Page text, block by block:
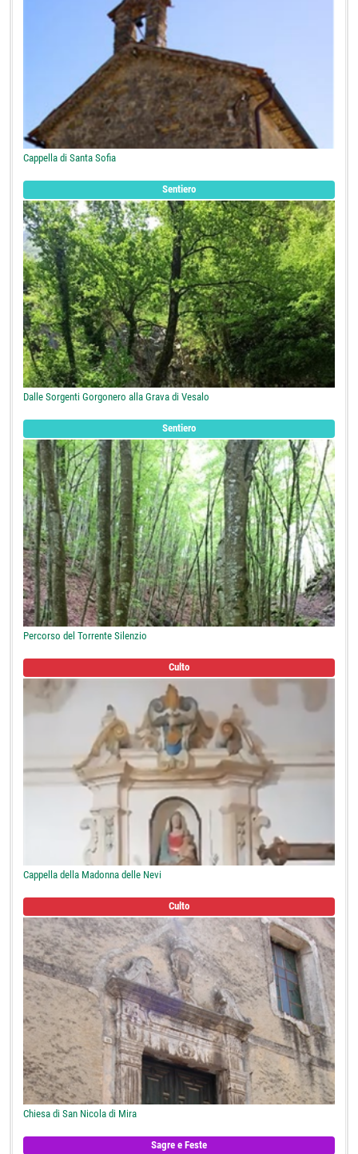
Cappella di Santa Sofia
Sentiero
Dalle Sorgenti Gorgonero alla Grava di Vesalo
Sentiero
Percorso del Torrente Silenzio
Culto
Cappella della Madonna delle Nevi
Culto
Chiesa di San Nicola di Mira
Sagre e Feste